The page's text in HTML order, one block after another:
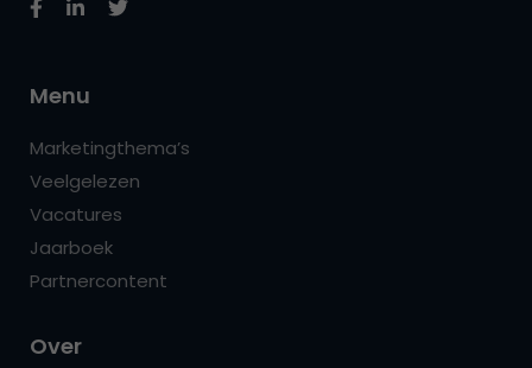
Menu
Marketingthema’s
Veelgelezen
Vacatures
Jaarboek
Partnercontent
Over